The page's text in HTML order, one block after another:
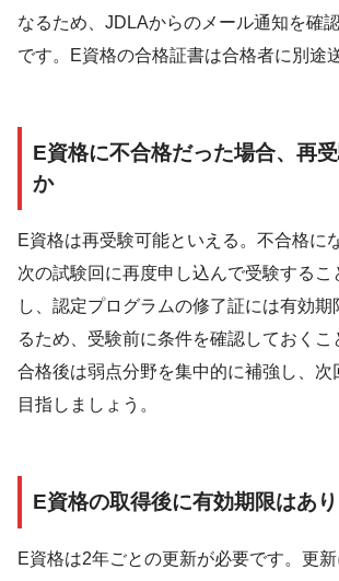
なるため、JDLAからのメール通知を確
です。E資格の合格証書は合格者に別途
E資格に不合格だった場合、再
か
E資格は再受験可能といえる。不合格に
次の試験回に再度申し込んで受験するこ
し、認定プログラムの修了証には有効期
るため、受験前に条件を確認しておくこ
合格後は弱点分野を集中的に補強し、次
目指しましょう。
E資格の取得後に有効期限はあ
E資格は2年ごとの更新が必要です。更